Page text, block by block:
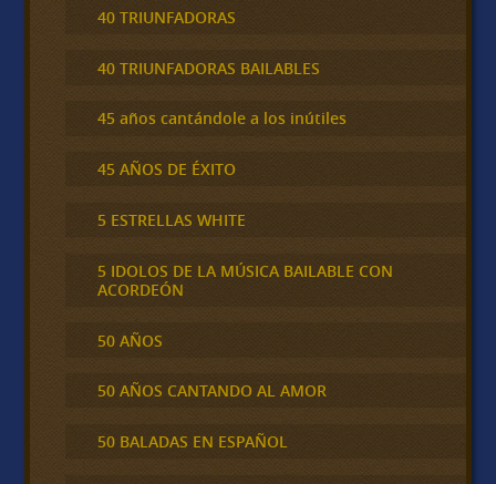
40 TRIUNFADORAS
40 TRIUNFADORAS BAILABLES
45 años cantándole a los inútiles
45 AÑOS DE ÉXITO
5 ESTRELLAS WHITE
5 IDOLOS DE LA MÚSICA BAILABLE CON
ACORDEÓN
50 AÑOS
50 AÑOS CANTANDO AL AMOR
50 BALADAS EN ESPAÑOL